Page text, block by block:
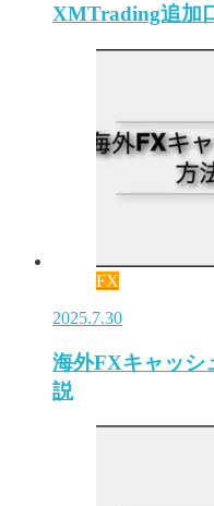
XMTrading追加
FX
2025.7.30
海外FXキャッシ
説